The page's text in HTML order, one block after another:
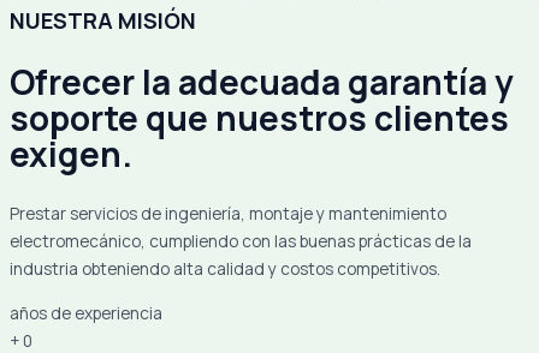
NUESTRA MISIÓN
Ofrecer la adecuada garantía y
soporte que nuestros clientes
exigen.
Prestar servicios de ingeniería, montaje y mantenimiento
electromecánico, cumpliendo con las buenas prácticas de la
industria obteniendo alta calidad y costos competitivos.
años de experiencia
+ 0